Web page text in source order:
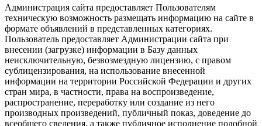
Администрация сайта предоставляет Пользователям
техническую возможность размещать информацию на сайте в
формате объявлений в представленных категориях.
Пользователь предоставляет Администрации сайта при
внесении (загрузке) информации в Базу данных
неисключительную, безвозмездную лицензию, с правом
сублицензирования, на использование внесенной
информации на территории Российской Федерации и других
стран мира, в частности, права на воспроизведение,
распространение, переработку или создание из него
производных произведений, публичный показ, доведение до
всеобщего сведения, а также публичное исполнение подобной